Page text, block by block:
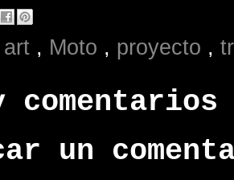
art , Moto , proyecto ,
un